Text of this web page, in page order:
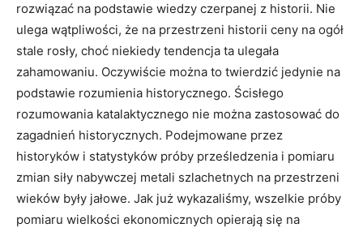
rozwiązać na podstawie wiedzy czerpanej z historii. Nie
ulega wątpliwości, że na przestrzeni historii ceny na ogół
stale rosły, choć niekiedy tendencja ta ulegała
zahamowaniu. Oczywiście można to twierdzić jedynie na
podstawie rozumienia historycznego. Ścisłego
rozumowania katalaktycznego nie można zastosować do
zagadnień historycznych. Podejmowane przez
historyków i statystyków próby prześledzenia i pomiaru
zmian siły nabywczej metali szlachetnych na przestrzeni
wieków były jałowe. Jak już wykazaliśmy, wszelkie próby
pomiaru wielkości ekonomicznych opierają się na